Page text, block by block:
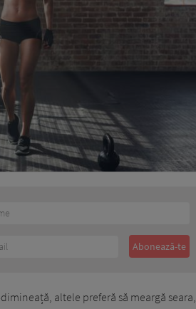
altele preferă să meargă seara,